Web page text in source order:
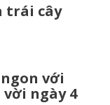
trái cây
với
ngày 4